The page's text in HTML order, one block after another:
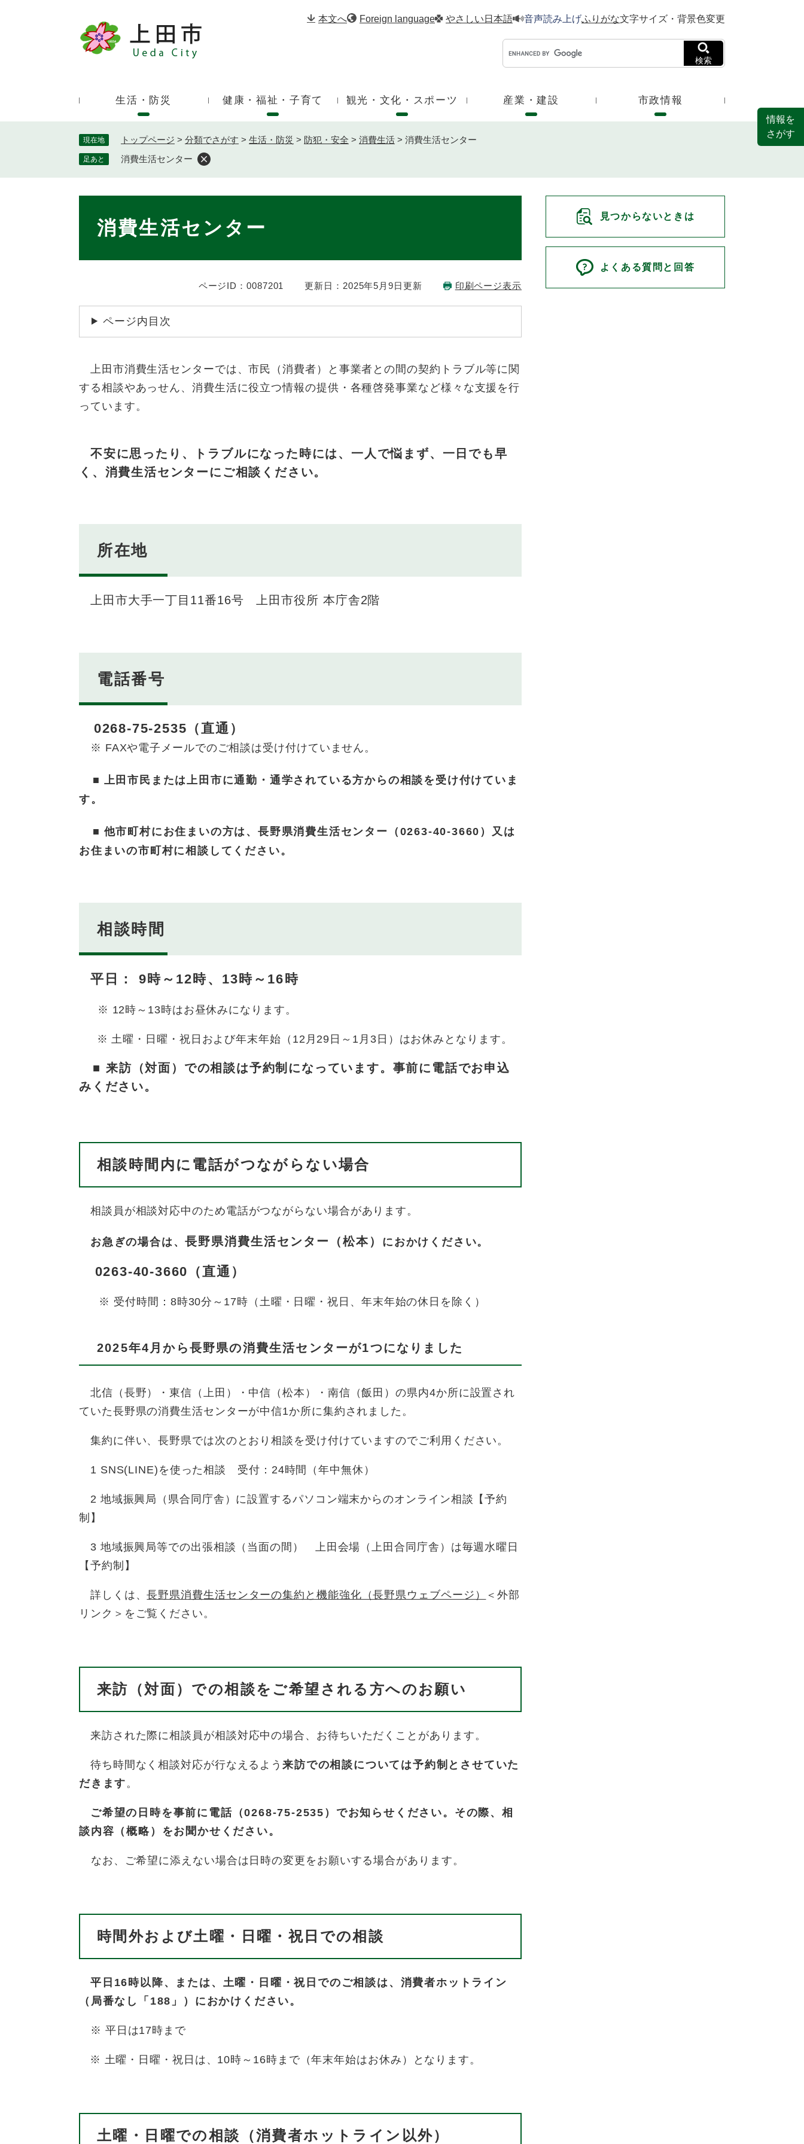
。
本文へ Foreign language やさしい日本語 音声読み上げふりがな文字サイズ・背景色変更
ド
検索
生活・防災 健康・福祉・子育て 観光・文化・スポーツ 産業・建設 市政情報
現在地 トップページ > 分類でさがす > 生活・防災 > 防犯・安全 > 消費生活 > 消費生活センター
足あと 消費生活センター
消費生活センター
ページID：0087201 更新日：2025年5月9日更新 印刷ページ表示
ページ内目次
上田市消費生活センターでは、市民（消費者）と事業者との間の契約トラブル等に関
する相談やあっせん、消費生活に役立つ情報の提供・各種啓発事業など様々な支援を行
っています。
不安に思ったり、トラブルになった時には、一人で悩まず、一日でも早
く、消費生活センターにご相談ください。
所在地
上田市大手一丁目11番16号 上田市役所 本庁舎2階
電話番号
0268-75-2535（直通）
※ FAXや電子メールでのご相談は受け付けていません。
■ 上田市民または上田市に通勤・通学されている方からの相談を受け付けていま
す。
■ 他市町村にお住まいの方は、長野県消費生活センター（0263-40-3660）又は
お住まいの市町村に相談してください。
相談時間
平日： 9時～12時、13時～16時
※ 12時～13時はお昼休みになります。
※土曜・日曜・祝日および年末年始（12月29日～1月3日）はお休みとなります。
■ 来訪（対面）での相談は予約制になっています。事前に電話でお申込
みください。
相談時間内に電話がつながらない場合
相談員が相談対応中のため電話がつながらない場合があります。
お急ぎの場合は、長野県消費生活センター（松本） におかけください。
0263-40-3660（直通）
※ 受付時間：8時30分～17時（土曜・日曜・祝日、年末年始の休日を除く）
2025年4月から長野県の消費生活センターが1つになりました
北信（長野）・東信（上田）・中信（松本）・南信（飯田）の県内4か所に設置され
ていた長野県の消費生活センターが中信1か所に集約されました。
集約に伴い、長野県では次のとおり相談を受け付けていますのでご利用ください。
1 SNS(LINE)を使った相談 受付：24時間（年中無休）
2 地域振興局（県合同庁舎）に設置するパソコン端末からのオンライン相談【予約
制】
3 地域振興局等での出張相談（当面の間） 上田会場（上田合同庁舎）は毎週水曜日
【予約制】
詳しくは、長野県消費生活センターの集約と機能強化（長野県ウェブページ）
＜外部
リンク＞ をご覧ください。
来訪（対面）での相談をご希望される方へのお願い
来訪された際に相談員が相談対応中の場合、お待ちいただくことがあります。
待ち時間なく相談対応が行なえるよう来訪での相談については予約制とさせていた
だきます 。
ご希望の日時を事前に電話（0268-75-2535）でお知らせください。その際、相
談内容（概略）をお聞かせください。
なお、ご希望に添えない場合は日時の変更をお願いする場合があります。
時間外および土曜・日曜・祝日での相談
平日16時以降、または、土曜・日曜・祝日でのご相談は、消費者ホットライン
（局番なし「188​」）におかけください。
※ 平日は17時まで
※ 土曜・日曜・祝日は、10時～16時まで（年末年始はお休み）となります。
土曜・日曜での相談（消費者ホットライン以外）
見つからないときは
よくある質問と回答
情報を
さがす